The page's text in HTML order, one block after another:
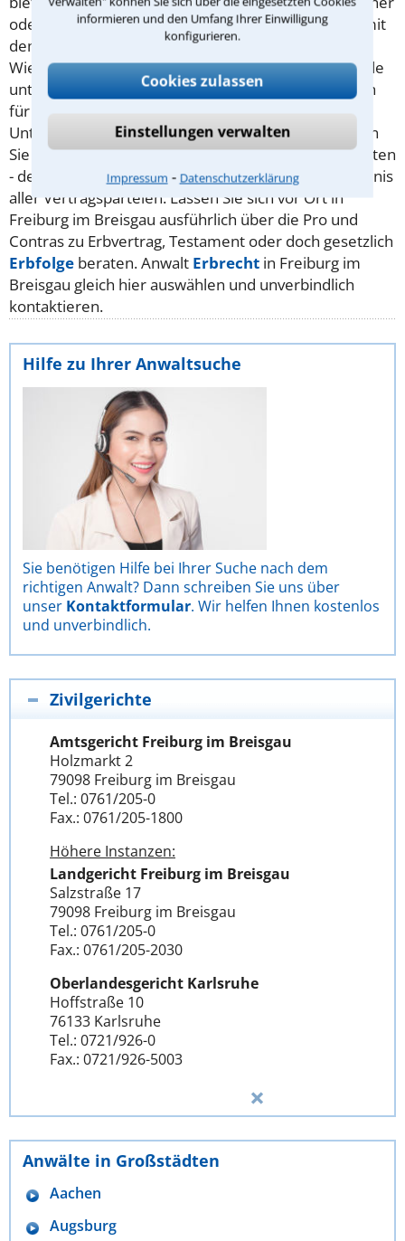
informieren und den Umfang Ihrer Einwilligung
konfigurieren.
Cookies zulassen
Einstellungen verwalten
Impressum ⁃ Datenschutzerklärung
oder in der Familie genau festlegen möchten, was mit
dem Vermögen nach Ihrem Ableben passieren soll.
Wie jeder andere Vertrag auch, gilt er solange, bis alle
unterzeichneten Parteien diesen kündigen oder sich
für eine Variante entscheiden. Das ist der große
Unterschied zum Testament: EinTestament
können
Sie selbst persönlich so häufig ändern, wie Sie möchten
- der Erbvertrag erfordert das genannte Einverständnis
aller Vertragsparteien. Lassen Sie sich vor Ort in
Freiburg im Breisgau ausführlich über die Pro und
Contras zu Erbvertrag, Testament oder doch gesetzlich
Erbfolge beraten. Anwalt Erbrecht in Freiburg im
Breisgau gleich hier auswählen und unverbindlich
kontaktieren.
Hilfe zu Ihrer Anwaltsuche
Sie benötigen Hilfe bei Ihrer Suche nach dem
richtigen Anwalt? Dann schreiben Sie uns über
unser Kontaktformular. Wir helfen Ihnen kostenlos
und unverbindlich.
Zivilgerichte
Amtsgericht Freiburg im Breisgau
Holzmarkt 2
79098 Freiburg im Breisgau
Tel.: 0761/205-0
Fax.: 0761/205-1800
Höhere Instanzen:
Landgericht Freiburg im Breisgau
Salzstraße 17
79098 Freiburg im Breisgau
Tel.: 0761/205-0
Fax.: 0761/205-2030
Oberlandesgericht Karlsruhe
Hoffstraße 10
76133 Karlsruhe
Tel.: 0721/926-0
Fax.: 0721/926-5003
Anwälte in Großstädten
Aachen
Augsburg